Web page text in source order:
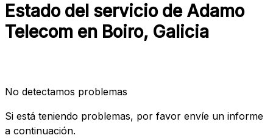
Estado del servicio de Adamo
Telecom en Boiro, Galicia
No detectamos problemas
Si está teniendo problemas, por favor envíe un informe
a continuación.